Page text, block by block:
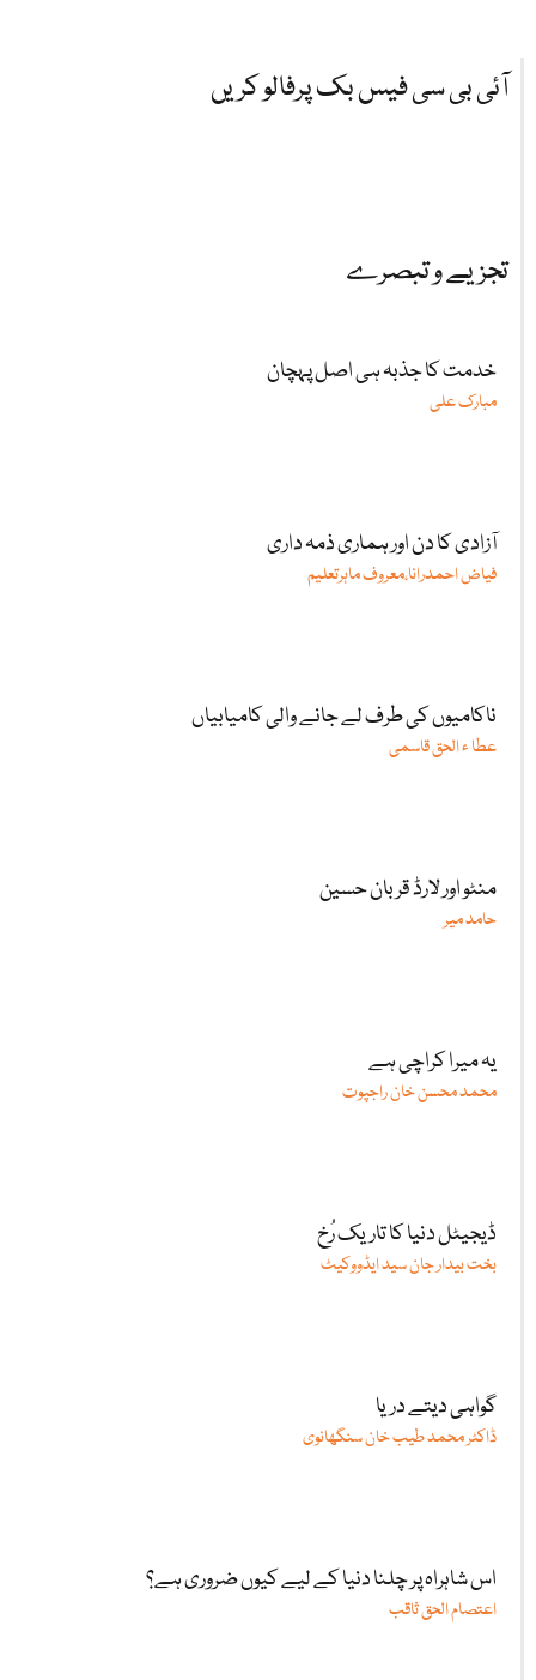
آئی بی سی فیس بک پرفالو کریں
تجزیے و تبصرے
خدمت کا جذبہ ہی اصل پہچان
مبارک علی
آزادی کا دن اور ہماری ذمہ داری
فیاض احمدرانا،معروف ماہرتعلیم
ناکامیوں کی طرف لے جانے والی کامیابیاں
عطا ء الحق قاسمی
منٹو اور لارڈ قربان حسین
حامد میر
یہ میرا کراچی ہے
محمد محسن خان راجپوت
ڈیجیٹل دنیا کا تاریک رُخ
بخت بیدار جان سید ایڈووکیٹ
گواہی دیتے دریا
ڈاکٹر محمد طیب خان سنگھانوی
اس شاہراہ پر چلنا دنیا کے لیے کیوں ضروری ہے؟
اعتصام الحق ثاقب